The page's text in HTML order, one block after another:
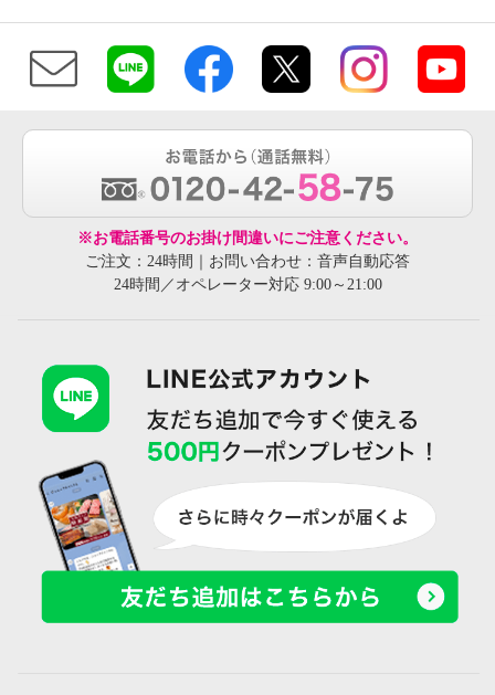
※お電話番号のお掛け間違いにご注意ください。
ご注文：24時間｜お問い合わせ：音声自動応答
24時間／オペレーター対応 9:00～21:00